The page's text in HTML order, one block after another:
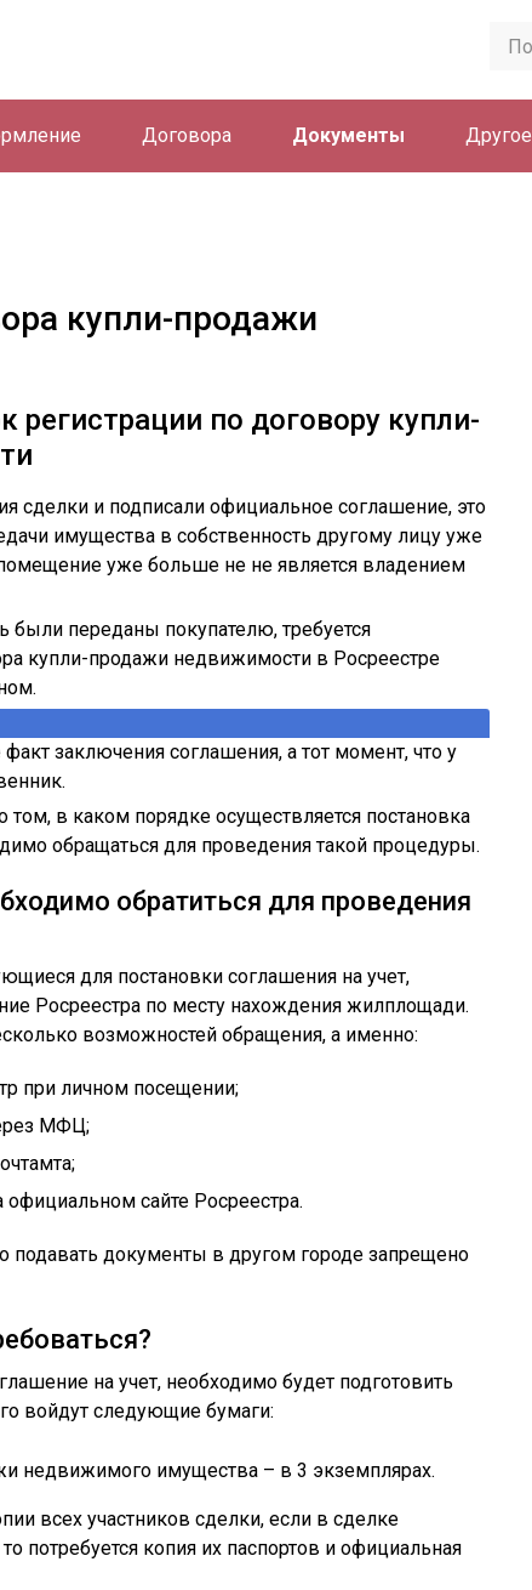
Договора Документы Другое
купли-продажи
регистрации по договору купли-
сделки и подписали официальное соглашение, это
имущества в собственность другому лицу уже
уже больше не не является владением
были переданы покупателю, требуется
купли-продажи недвижимости в Росреестре
заключения соглашения, а тот момент, что у
том, в каком порядке осуществляется постановка
обращаться для проведения такой процедуры.
обратиться для проведения
для постановки соглашения на учет,
Росреестра по месту нахождения жилплощади.
возможностей обращения, а именно:
при личном посещении;
МФЦ;
сайте Росреестра.
подавать документы в другом городе запрещено
на учет, необходимо будет подготовить
войдут следующие бумаги:
недвижимого имущества – в 3 экземплярах.
всех участников сделки, если в сделке
потребуется копия их паспортов и официальная